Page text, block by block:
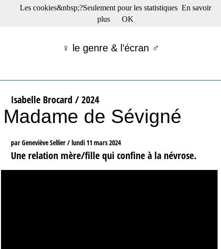
☰ Menu
Films récents
Tribunes
Bloc-notes
Archives
S’abonner à la Lettre !
♀ le genre & l’écran ♂
Isabelle Brocard / 2024
Madame de Sévigné
par Geneviève Sellier /lundi 11 mars 2024
Une relation mère/fille qui confine à la névrose.
Les cookies&nbsp;?Seulement pour les statistiques En savoir
plus
OK